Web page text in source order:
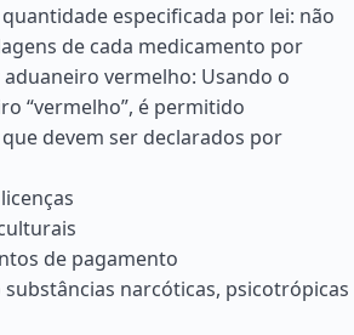
especificada por lei: não
de cada medicamento por
vermelho: Usando o
“vermelho”, é permitido
devem ser declarados por
de pagamento
narcóticas, psicotrópicas